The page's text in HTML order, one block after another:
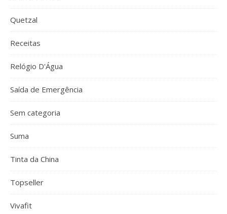
Quetzal
Receitas
Relógio D'Água
Saída de Emergência
Sem categoria
Suma
Tinta da China
Topseller
Vivafit